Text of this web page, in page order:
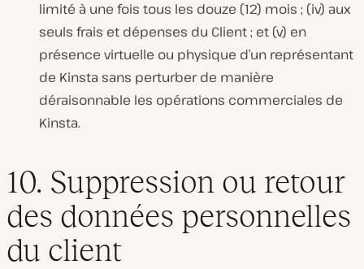
limité à une fois tous les douze (12) mois ; (iv) aux
seuls frais et dépenses du Client ; et (v) en
présence virtuelle ou physique d’un représentant
de Kinsta sans perturber de manière
déraisonnable les opérations commerciales de
Kinsta.
10. Suppression ou retour
des données personnelles
du client